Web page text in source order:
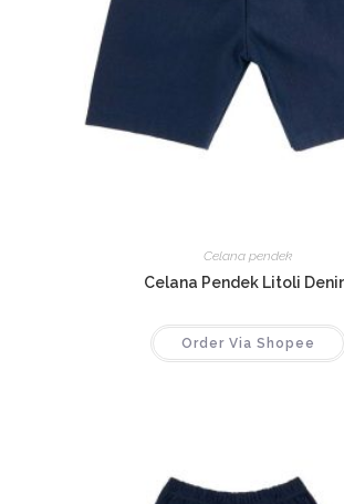
Celana pendek
Celana Pendek Litoli
Order Via Shopee